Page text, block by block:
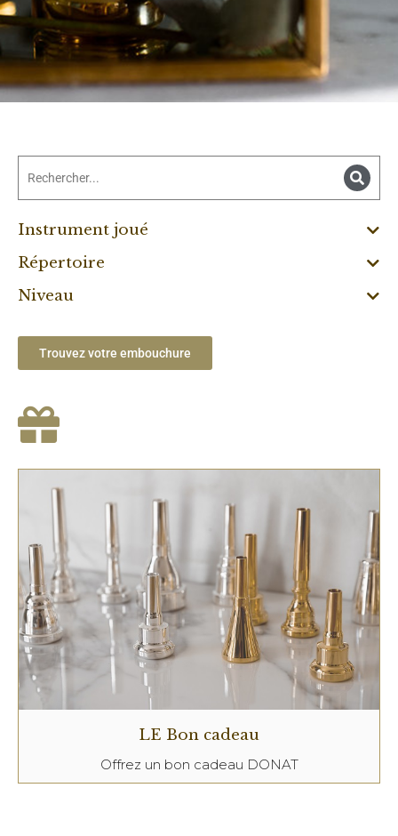
Instrument joué
Répertoire
Niveau
Trouvez votre embouchure
LE Bon cadeau
Offrez un bon cadeau DONAT